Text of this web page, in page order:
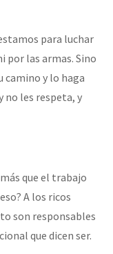
para luchar
por las armas. Sino
camino y lo haga
no les respeta, y
que el trabajo
A los ricos
son responsables
que dicen ser.